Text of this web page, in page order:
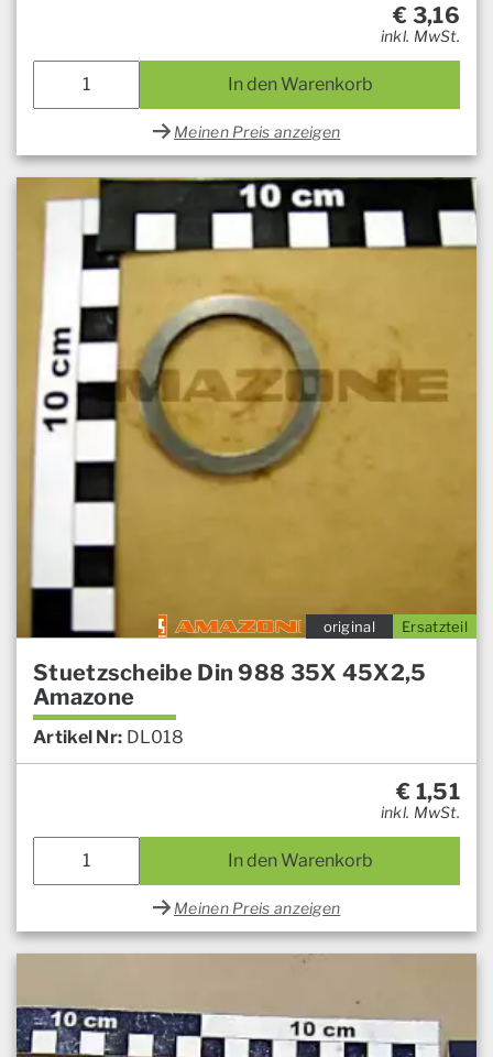
€ 3,16
inkl. MwSt.
In den Warenkorb
Meinen Preis anzeigen
Ersatzteil
original
Stuetzscheibe Din 988 35X 45X2,5
Amazone
Artikel Nr: DL018
€ 1,51
inkl. MwSt.
In den Warenkorb
Meinen Preis anzeigen